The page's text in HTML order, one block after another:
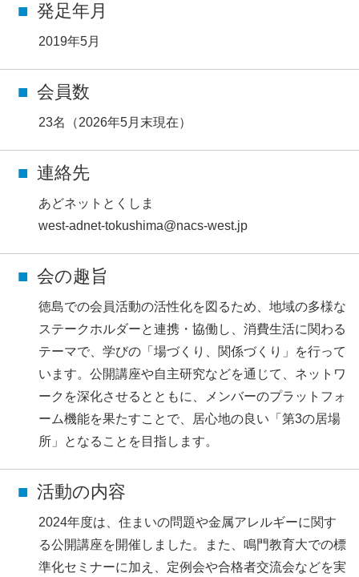
発足年月
2019年5月
会員数
23名（2026年5月末現在）
連絡先
あどネットとくしま
west-adnet-tokushima@nacs-west.jp
会の趣旨
徳島での会員活動の活性化を図るため、地域の多様な
ステークホルダーと連携・協働し、消費生活に関わる
テーマで、学びの「場づくり、関係づくり」を行って
います。公開講座や自主研究などを通じて、ネットワ
ークを深化させるとともに、メンバーのプラットフォ
ーム機能を果たすことで、居心地の良い「第3の居場
所」となることを目指します。
活動の内容
2024年度は、住まいの問題や金属アレルギーに関す
る公開講座を開催しました。また、鳴門教育大での標
準化セミナーに加え、定例会や合格者交流会などを実